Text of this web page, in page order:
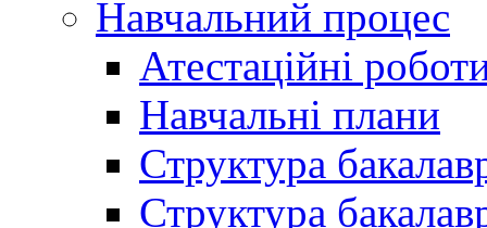
Навчальний процес
Атестаційні
Навчальні плани
Структура
Структура